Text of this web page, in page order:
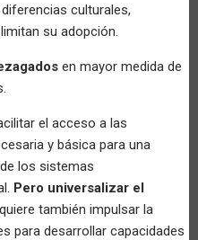
culturales,
su adopción.
en mayor medida de
el acceso a las
y básica para una
los sistemas
Pero universalizar el
también impulsar la
para desarrollar capacidades